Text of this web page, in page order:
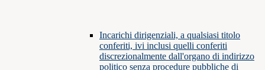
Incarichi dirigenziali, a qualsiasi titolo
conferiti, ivi inclusi quelli conferiti
discrezionalmente dall'organo di indirizzo
politico senza procedure pubbliche di